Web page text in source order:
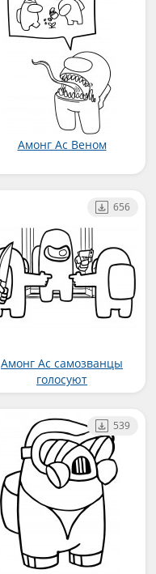
Амонг Ас Веном
Амонг Ас самозванцы
голосуют
656
539